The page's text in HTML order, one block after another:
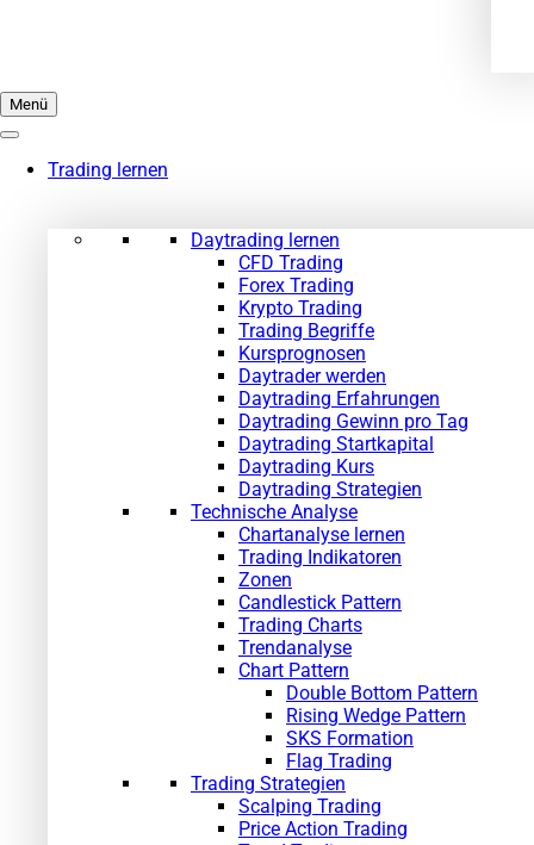
Menü
Trading lernen
Daytrading lernen
CFD Trading
Forex Trading
Krypto Trading
Trading Begriffe
Kursprognosen
Daytrader werden
Daytrading Erfahrungen
Daytrading Gewinn pro Tag
Daytrading Startkapital
Daytrading Kurs
Daytrading Strategien
Technische Analyse
Chartanalyse lernen
Trading Indikatoren
Zonen
Candlestick Pattern
Trading Charts
Trendanalyse
Chart Pattern
Double Bottom Pattern
Rising Wedge Pattern
SKS Formation
Flag Trading
Trading Strategien
Scalping Trading
Price Action Trading